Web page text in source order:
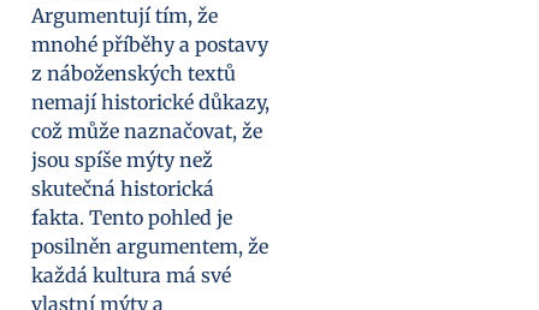
Argumentují tím, že
mnohé příběhy a postavy
z náboženských textů
nemají historické důkazy,
což může naznačovat, že
jsou spíše mýty než
skutečná historická
fakta. Tento pohled je
posilněn argumentem, že
každá kultura má své
vlastní mýty a